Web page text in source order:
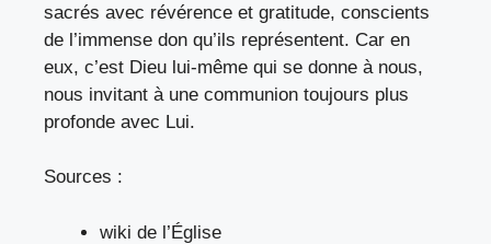
sacrés avec révérence et gratitude, conscients
de l’immense don qu’ils représentent. Car en
eux, c’est Dieu lui-même qui se donne à nous,
nous invitant à une communion toujours plus
profonde avec Lui.
Sources :
wiki de l’Église